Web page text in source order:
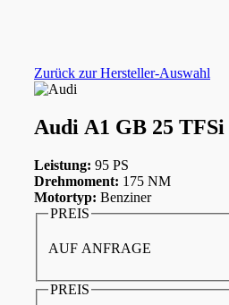
Zurück zur Hersteller-Auswahl
Audi A1 GB 25 TFSi
Leistung: 95 PS
Drehmoment: 175 NM
Motortyp: Benziner
PREIS
AUF ANFRAGE
PREIS